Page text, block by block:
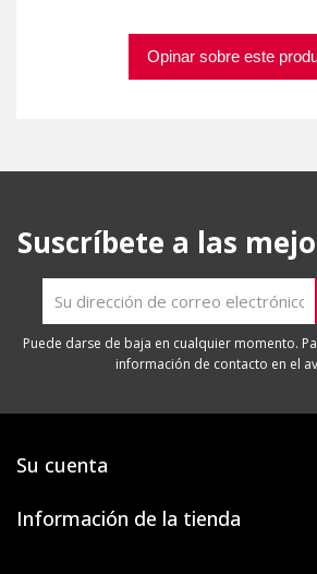
Opinar sobre este
Suscríbete a las
Puede darse de baja en cualquier momento.
información de contacto en el
Su cuenta
Información de la tienda